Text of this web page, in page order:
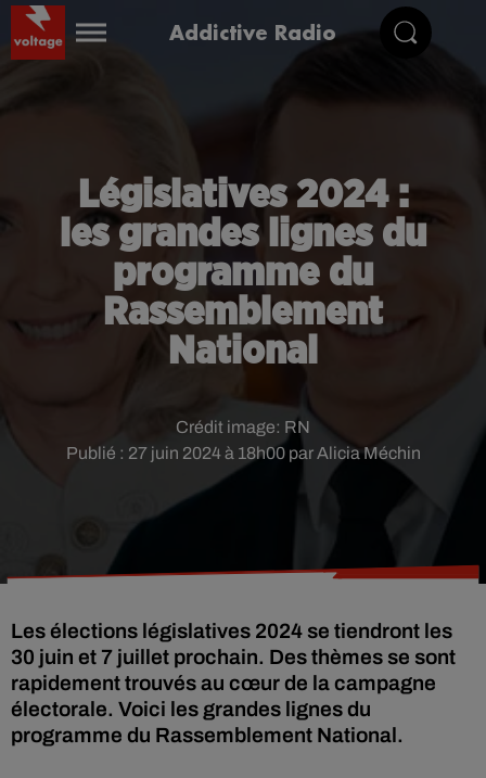
Addictive Radio
Législatives 2024 :
les grandes lignes du
programme du
Rassemblement
National
Publié : 27 juin 2024 à 18h00 par Alicia Méchin
Crédit image: RN
Les élections législatives 2024 se tiendront les
30 juin et 7 juillet prochain. Des thèmes se sont
rapidement trouvés au cœur de la campagne
électorale. Voici les grandes lignes du
programme du Rassemblement National.